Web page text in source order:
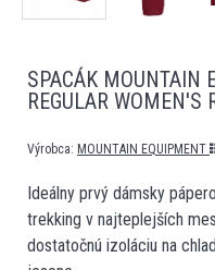
SPACÁK MOUNTAIN
REGULAR WOMEN'S
Výrobca: MOUNTAIN EQUIPMENT
Ideálny prvý dámsky
trekking v najteplejších
dostatočnú izoláciu na